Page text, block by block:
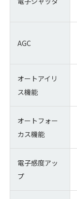
AGC
オートアイリ
ス機能
オートフォー
カス機能
電子感度アッ
プ